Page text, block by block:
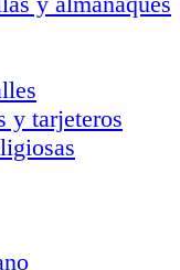
y tarjeteros